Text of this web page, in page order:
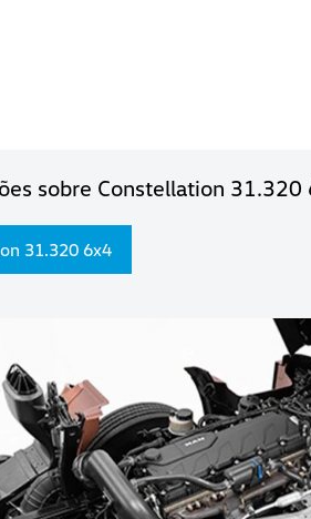
sobre Constellation 31.320
31.320 6x4